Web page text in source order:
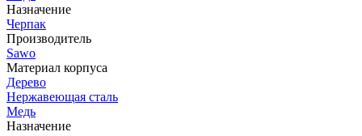
Назначение
Черпак
Производитель
Sawo
Материал корпуса
Дерево
Нержавеющая сталь
Медь
Назначение